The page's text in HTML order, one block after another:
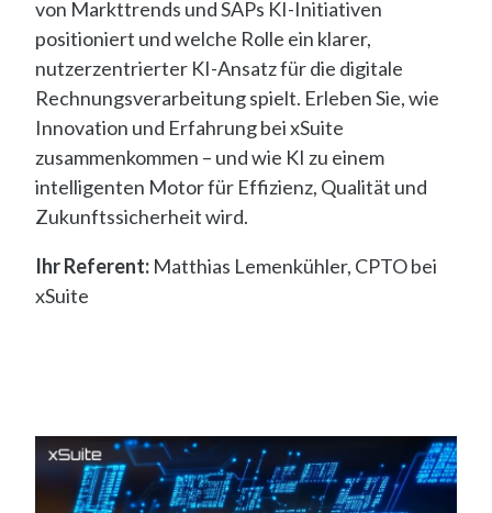
von Markttrends und SAPs KI-Initiativen
positioniert und welche Rolle ein klarer,
nutzerzentrierter KI-Ansatz für die digitale
Rechnungsverarbeitung spielt. Erleben Sie, wie
Innovation und Erfahrung bei xSuite
zusammenkommen – und wie KI zu einem
intelligenten Motor für Effizienz, Qualität und
Zukunftssicherheit wird.
Ihr Referent: Matthias Lemenkühler, CPTO bei
xSuite